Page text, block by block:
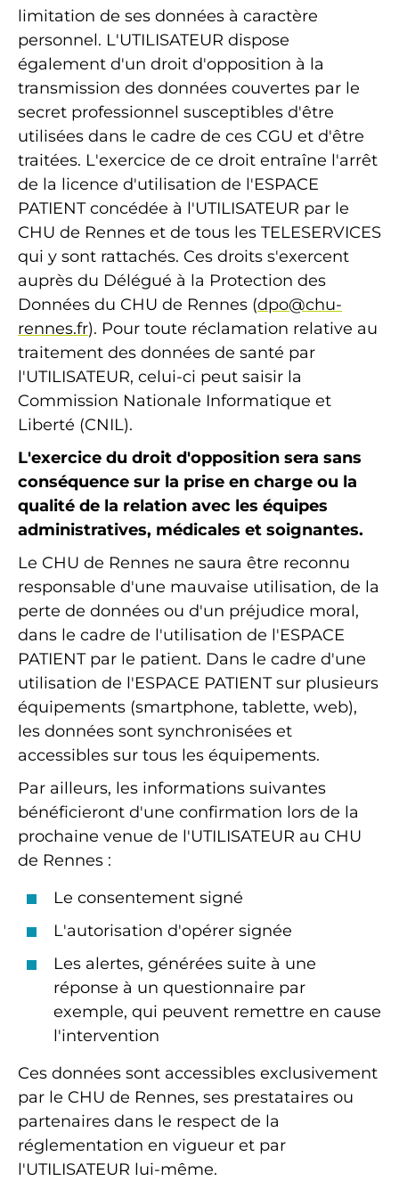
limitation de ses données à caractère
personnel. L'UTILISATEUR dispose
également d'un droit d'opposition à la
transmission des données couvertes par le
secret professionnel susceptibles d'être
utilisées dans le cadre de ces CGU et d'être
traitées. L'exercice de ce droit entraîne l'arrêt
de la licence d'utilisation de l'ESPACE
PATIENT concédée à l'UTILISATEUR par le
CHU de Rennes et de tous les TELESERVICES
qui y sont rattachés. Ces droits s'exercent
auprès du Délégué à la Protection des
Données du CHU de Rennes (dpo@chu-
rennes.fr). Pour toute réclamation relative au
traitement des données de santé par
l'UTILISATEUR, celui-ci peut saisir la
Commission Nationale Informatique et
Liberté (CNIL).
L'exercice du droit d'opposition sera sans
conséquence sur la prise en charge ou la
qualité de la relation avec les équipes
administratives, médicales et soignantes.
Le CHU de Rennes ne saura être reconnu
responsable d'une mauvaise utilisation, de la
perte de données ou d'un préjudice moral,
dans le cadre de l'utilisation de l'ESPACE
PATIENT par le patient. Dans le cadre d'une
utilisation de l'ESPACE PATIENT sur plusieurs
équipements (smartphone, tablette, web),
les données sont synchronisées et
accessibles sur tous les équipements.
Par ailleurs, les informations suivantes
bénéficieront d'une confirmation lors de la
prochaine venue de l'UTILISATEUR au CHU
de Rennes :
Le consentement signé
L'autorisation d'opérer signée
Les alertes, générées suite à une
réponse à un questionnaire par
exemple, qui peuvent remettre en cause
l'intervention
Ces données sont accessibles exclusivement
par le CHU de Rennes, ses prestataires ou
partenaires dans le respect de la
réglementation en vigueur et par
l'UTILISATEUR lui-même.